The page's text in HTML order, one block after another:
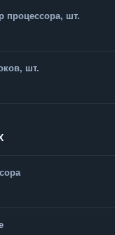
процессора, шт.
шт.